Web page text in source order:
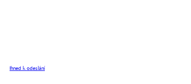
Ihned k odeslání